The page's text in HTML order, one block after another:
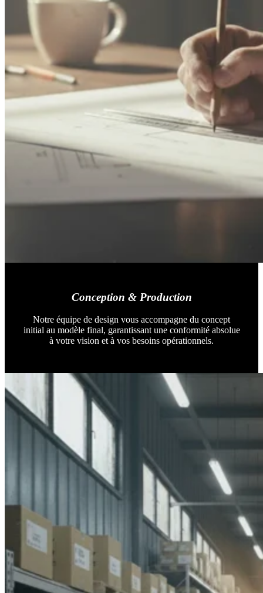
Conception & Production
Notre équipe de design vous accompagne du concept
initial au modèle final, garantissant une conformité absolue
à votre vision et à vos besoins opérationnels.